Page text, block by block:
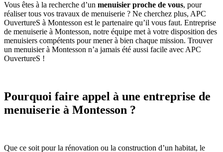
Vous êtes à la recherche d’un menuisier proche de vous, pour
réaliser tous vos travaux de menuiserie ? Ne cherchez plus, APC
OuvertureS à Montesson est le partenaire qu’il vous faut. Entreprise
de menuiserie à Montesson, notre équipe met à votre disposition des
menuisiers compétents pour mener à bien chaque mission. Trouver
un menuisier à Montesson n’a jamais été aussi facile avec APC
OuvertureS !
Pourquoi faire appel à une entreprise de
menuiserie à Montesson ?
Que ce soit pour la rénovation ou la construction d’un habitat, le